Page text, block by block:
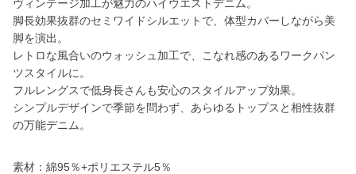
ヴィンテージ加工が魅力のハイウエストデニム。
脚長効果抜群のセミワイドシルエットで、体型カバーしながら美
脚を演出。
レトロな風合いのウォッシュ加工で、こなれ感のあるワークパン
ツスタイルに。
フルレングスで低身長さんも安心のスタイルアップ効果。
シンプルデザインで季節を問わず、あらゆるトップスと相性抜群
の万能デニム。
素材：綿95％+ポリエステル5％